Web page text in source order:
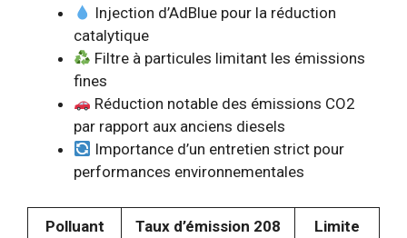
Injection d’AdBlue pour la réduction
catalytique
Filtre à particules limitant les émissions
fines
Réduction notable des émissions CO2
par rapport aux anciens diesels
Importance d’un entretien strict pour
performances environnementales
Polluant
Taux d’émission 208
Limite